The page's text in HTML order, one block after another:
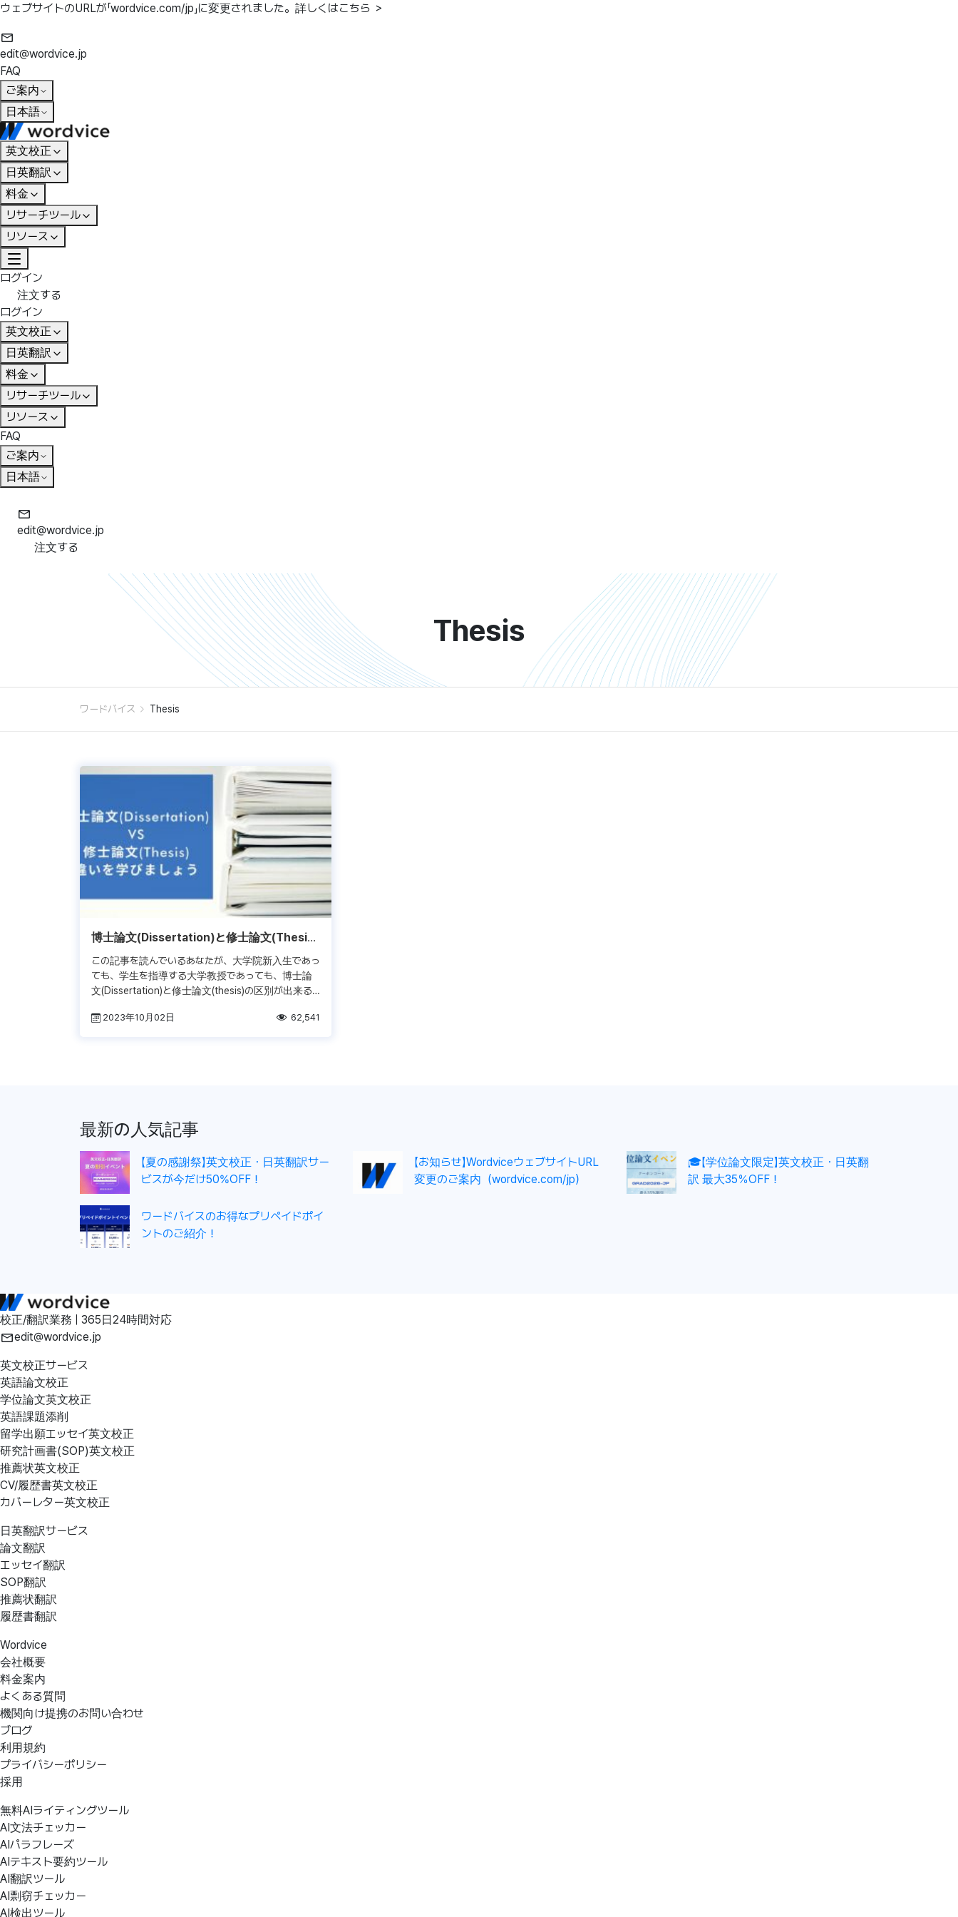
ウェブサイトのURLが「wordvice.com/jp」に変更されました。 詳しくはこちら ＞
edit@wordvice.jp
FAQ
ご案内
日本語
英文校正
日英翻訳
料金
リサーチツール
リソース
ログイン
注文する
ログイン
英文校正
日英翻訳
料金
リサーチツール
リソース
FAQ
ご案内
日本語
edit@wordvice.jp
注文する
Thesis
ワードバイス Thesis
博士論文(Dissertation)と修士論文(Thesis)
の主な違い
この記事を読んでいるあなたが、大学院新入生であっ
ても、学生を指導する大学教授であっても、博士論
文(Dissertation)と修士論文(thesis)の区別が出来る
重要な要素 […]
2023年10月02日 62,541
最新の人気記事
【夏の感謝祭】英文校正・日英翻訳サー
ビスが今だけ50%OFF！
【お知らせ】WordviceウェブサイトURL
変更のご案内（wordvice.com/jp）
🎓【学位論文限定】英文校正・日英翻
訳 最大35％OFF！
ワードバイスのお得なプリペイドポイ
ントのご紹介！
校正/翻訳業務 | 365日24時間対応
edit@wordvice.jp
英文校正サービス
英語論文校正
学位論文英文校正
英語課題添削
留学出願エッセイ英文校正
研究計画書(SOP)英文校正
推薦状英文校正
CV/履歴書英文校正
カバーレター英文校正
日英翻訳サービス
論文翻訳
エッセイ翻訳
SOP翻訳
推薦状翻訳
履歴書翻訳
Wordvice
会社概要
料金案内
よくある質問
機関向け提携のお問い合わせ
ブログ
利用規約
プライバシーポリシー
採用
無料AIライティングツール
AI文法チェッカー
AIパラフレーズ
AIテキスト要約ツール
AI翻訳ツール
AI剽窃チェッカー
AI検出ツール